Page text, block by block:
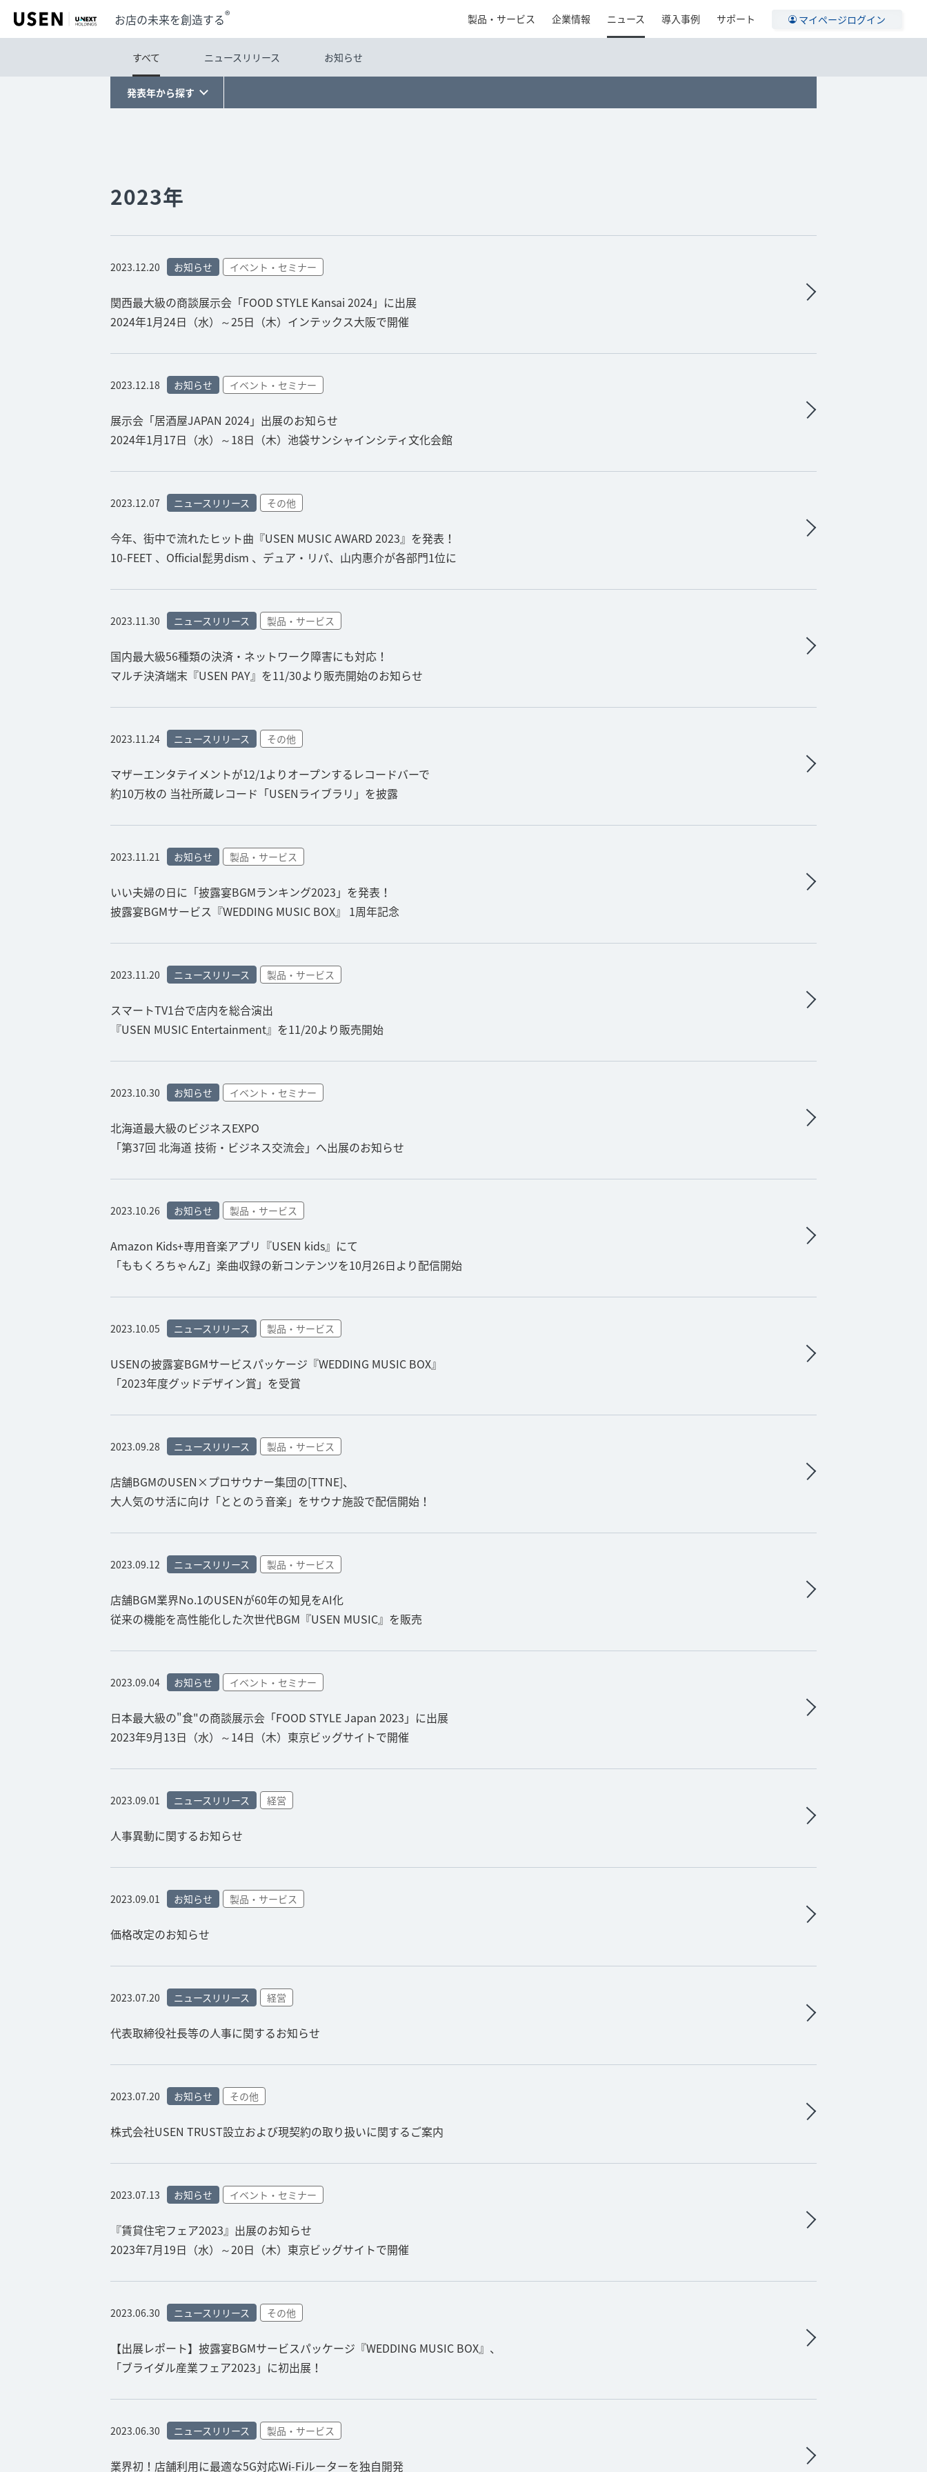
製品・サービス 企業情報 ニュース 導入事例 サポート マイページログイン
お店の未来を創造する®
すべて ニュースリリース お知らせ
発表年から探す
2023年
2023.12.20 お知らせ イベント・セミナー
関西最大級の商談展示会「FOOD STYLE Kansai 2024」に出展
2024年1月24日（水）～25日（木）インテックス大阪で開催
2023.12.18 お知らせ イベント・セミナー
展示会「居酒屋JAPAN 2024」出展のお知らせ
2024年1月17日（水）～18日（木）池袋サンシャインシティ文化会館
2023.12.07 ニュースリリース その他
今年、街中で流れたヒット曲『USEN MUSIC AWARD 2023』を発表！
10-FEET 、Official髭男dism 、デュア・リパ、山内惠介が各部門1位に
2023.11.30 ニュースリリース 製品・サービス
国内最大級56種類の決済・ネットワーク障害にも対応！
マルチ決済端末『USEN PAY』を11/30より販売開始のお知らせ
2023.11.24 ニュースリリース その他
マザーエンタテイメントが12/1よりオープンするレコードバーで
約10万枚の 当社所蔵レコード「USENライブラリ」を披露
2023.11.21 お知らせ 製品・サービス
いい夫婦の日に「披露宴BGMランキング2023」を発表！
披露宴BGMサービス『WEDDING MUSIC BOX』 1周年記念
2023.11.20 ニュースリリース 製品・サービス
スマートTV1台で店内を総合演出
『USEN MUSIC Entertainment』を11/20より販売開始
2023.10.30 お知らせ イベント・セミナー
北海道最大級のビジネスEXPO
「第37回 北海道 技術・ビジネス交流会」へ出展のお知らせ
2023.10.26 お知らせ 製品・サービス
Amazon Kids+専用音楽アプリ『USEN kids』にて
「ももくろちゃんZ」楽曲収録の新コンテンツを10月26日より配信開始
2023.10.05 ニュースリリース 製品・サービス
USENの披露宴BGMサービスパッケージ『WEDDING MUSIC BOX』
「2023年度グッドデザイン賞」を受賞
2023.09.28 ニュースリリース 製品・サービス
店舗BGMのUSEN×プロサウナー集団の[TTNE]、
大人気のサ活に向け「ととのう音楽」をサウナ施設で配信開始！
2023.09.12 ニュースリリース 製品・サービス
店舗BGM業界No.1のUSENが60年の知見をAI化
従来の機能を高性能化した次世代BGM『USEN MUSIC』を販売
2023.09.04 お知らせ イベント・セミナー
日本最大級の"食"の商談展示会「FOOD STYLE Japan 2023」に出展
2023年9月13日（水）～14日（木）東京ビッグサイトで開催
2023.09.01 ニュースリリース 経営
人事異動に関するお知らせ
2023.09.01 お知らせ 製品・サービス
価格改定のお知らせ
2023.07.20 ニュースリリース 経営
代表取締役社長等の人事に関するお知らせ
2023.07.20 お知らせ その他
株式会社USEN TRUST設立および現契約の取り扱いに関するご案内
2023.07.13 お知らせ イベント・セミナー
『賃貸住宅フェア2023』出展のお知らせ
2023年7月19日（水）～20日（木）東京ビッグサイトで開催
2023.06.30 ニュースリリース その他
【出展レポート】披露宴BGMサービスパッケージ『WEDDING MUSIC BOX』、
「ブライダル産業フェア2023」に初出展！
2023.06.30 ニュースリリース 製品・サービス
業界初！店舗利用に最適な5G対応Wi-Fiルーターを独自開発